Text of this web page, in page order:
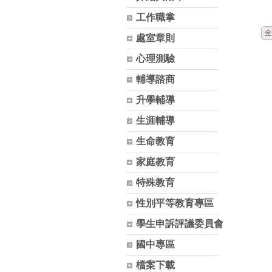
工作職掌
處室章則
心理測驗
輔導諮商
升學輔導
生涯輔導
生命教育
家庭教育
特殊教育
性別平等教育專區
學生申訴評議委員會
國中專區
檔案下載